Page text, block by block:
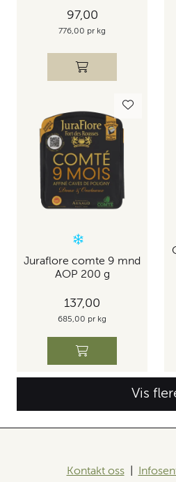
97,00
776,00 pr kg
Juraflore comte 9 mnd
AOP 200 g
137,00
685,00 pr kg
Vis
Kontakt oss|